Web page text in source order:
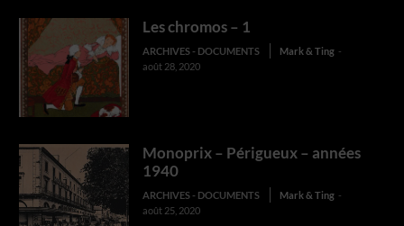
Les chromos – 1
ARCHIVES - DOCUMENTS Mark & Ting -
août 28, 2020
Monoprix – Périgueux – années
1940
ARCHIVES - DOCUMENTS Mark & Ting -
août 25, 2020